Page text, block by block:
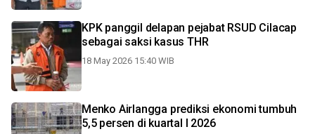
KPK panggil delapan pejabat RSUD Cilacap
sebagai saksi kasus THR
18 May 2026 15:40 WIB
Menko Airlangga prediksi ekonomi tumbuh
5,5 persen di kuartal I 2026